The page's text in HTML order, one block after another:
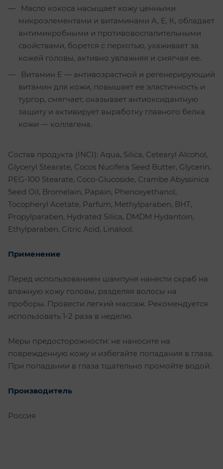
Масло кокоса насыщает кожу ценными
микроэлементами и витаминами А, Е, К, обладает
антимикробными и противовоспалительными
свойствами, борется с перхотью, ухаживает за
кожей головы, активно увлажняя и смягчая ее.
Витамин Е — антивозрастной и регенерирующий
витамин для кожи, повышает ее эластичность и
тургор, смягчает, оказывает антиоксидантную
защиту и активирует выработку главного белка
кожи — коллагена.
Состав продукта (INCI): Aqua, Silica, Cetearyl Alcohol,
Glyceryl Stearate, Cocos Nucifera Seed Butter, Glycerin,
PEG-100 Stearate, Coco-Glucoside, Crambe Abyssinica
Seed Oil, Bromelain, Papain, Phenoxyethanol,
Tocopheryl Acetate, Parfum, Methylparaben, BHT,
Propylparaben, Hydrated Silica, DMDM Hydantoin,
Ethylparaben, Citric Acid, Linalool.
Применение
Перед использованием шампуня нанести скраб на
влажную кожу головы, разделяя волосы на
проборы. Провести легкий массаж. Рекомендуется
использовать 1-2 раза в неделю.
Меры предосторожности: не наносите на
поврежденную кожу и избегайте попадания в глаза.
При попадании в глаза тщательно промойте водой.
Производитель
Россия